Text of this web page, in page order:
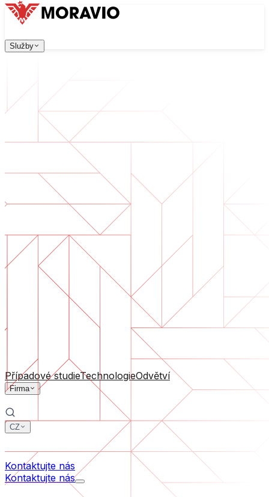
Služby
Vývoj software
Webové aplikace, které jsou škálovatelné, bezpečné a
Digitální transformace
Digitalizujte své podnikání. Připravte se na budoucnost.
Vývoj AI software
AI nástroje na míru integrované do vašich procesů.
Od nápadu po spuštěný produkt — návrh, vývoj,
Technická due diligence
Posouzení kvality a identifikace rizik ve vašem software.
Podpora software
Průběžná údržba nebo záchrana projektu, který se
Podle velikosti firmy
Pro lídry odvětví
Všechny služby
Případové studieTechnologieOdvětví
Firma
CZ
Kontaktujte nás
Kontaktujte nás
Všechny služby
English
Kontaktujte nás